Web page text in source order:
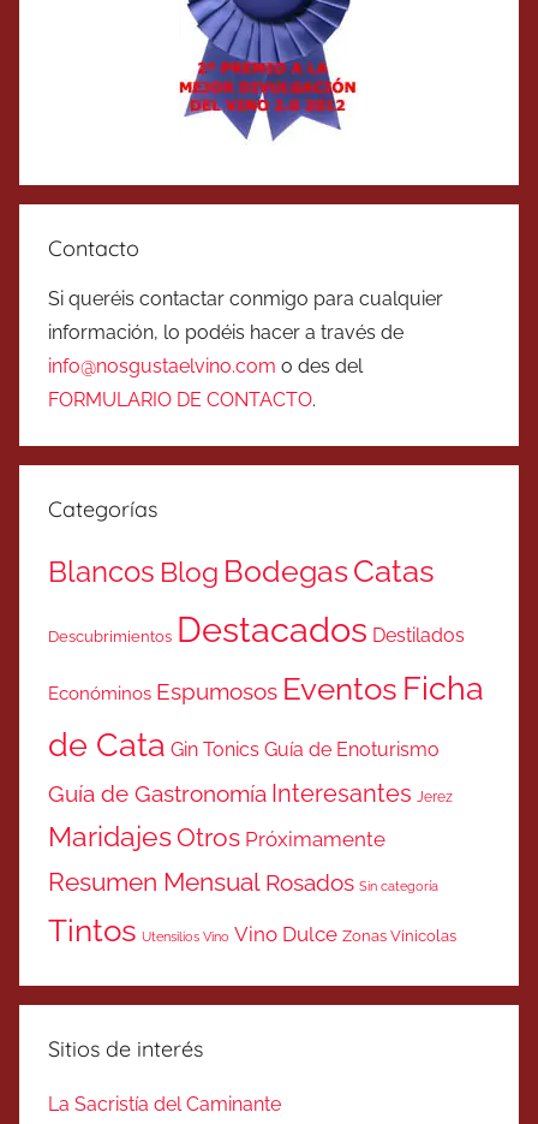
Contacto
Si queréis contactar conmigo para cualquier
información, lo podéis hacer a través de
info@nosgustaelvino.com o des del
FORMULARIO DE CONTACTO.
Categorías
Blancos Blog BodegasCatas
Descubrimientos Destacados Destilados
Económinos Espumosos Eventos Ficha
de Cata Gin Tonics Guía de Enoturismo
Guía de Gastronomía Interesantes Jerez
MaridajesOtros Próximamente
Resumen Mensual Rosados Sin categoría
Tintos Utensilios Vino Vino Dulce Zonas Vinicolas
Sitios de interés
La Sacristía del Caminante